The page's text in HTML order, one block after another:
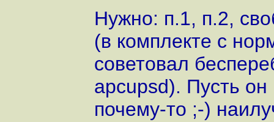
Нужно: п.1, п.2,
(в комплекте с
советовал
apcupsd). Пусть
почему-то ;-)